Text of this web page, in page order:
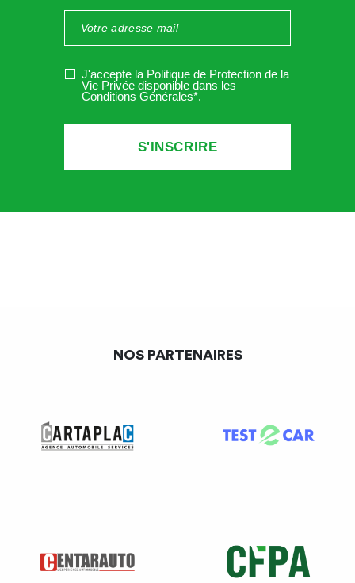
J'accepte la Politique de Protection de la
Vie Privée disponible dans les
Conditions Générales*.
NOS PARTENAIRES